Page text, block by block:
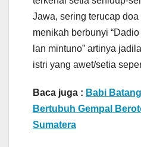
Jawa, sering terucap
menikah berbunyi
lan mintuno” artinya
istri yang awet/setia
Baca juga : Babi
Bertubuh Gempal
Sumatera